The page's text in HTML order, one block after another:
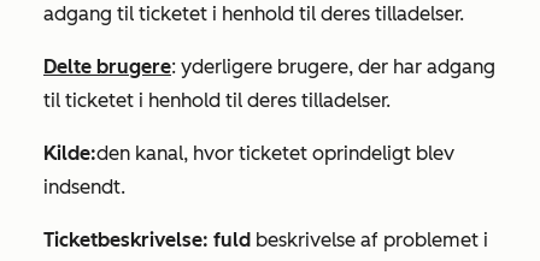
adgang til ticketet i henhold til deres tilladelser.
Delte brugere: yderligere brugere, der har adgang
til ticketet i henhold til deres tilladelser.
Kilde:den kanal, hvor ticketet oprindeligt blev
indsendt.
Ticketbeskrivelse: fuld beskrivelse af problemet i